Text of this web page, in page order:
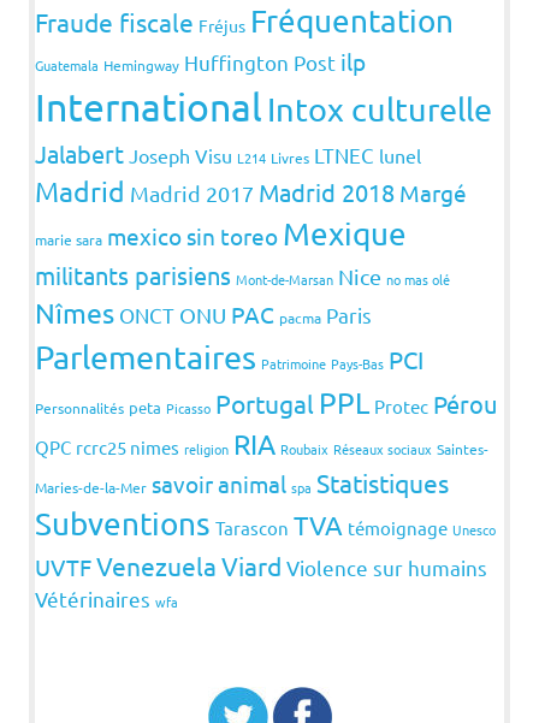
Fraude fiscale Fréjus Fréquentation
Guatemala Hemingway Huffington Post ilp
International Intox culturelle
Jalabert Joseph Visu L214 Livres LTNEC lunel
Madrid Madrid 2017 Madrid 2018 Margé
marie sara mexico sin toreo Mexique
militants parisiens Mont-de-Marsan Nice no mas olé
Nîmes ONCT ONU PAC pacma Paris
Parlementaires Patrimoine Pays-Bas PCI
Personnalités peta Picasso Portugal PPL Protec Pérou
QPC rcrc25 nimes religion RIA Roubaix Réseaux sociaux Saintes-
Maries-de-la-Mer savoir animal spa Statistiques
Subventions Tarascon TVA témoignage Unesco
UVTFVenezuelaViard Violence sur humains
Vétérinaires wfa